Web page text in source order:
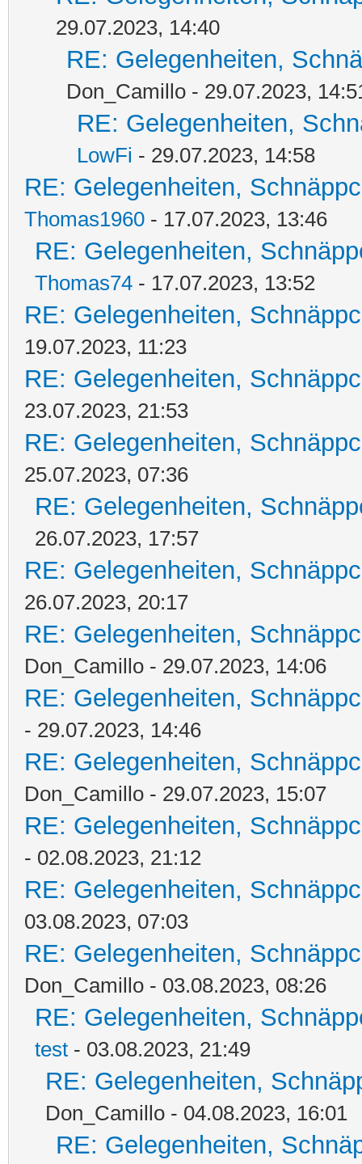
29.07.2023, 14:40
RE: Gelegenheiten,
Don_Camillo - 29.07.2023,
RE: Gelegenheiten,
LowFi - 29.07.2023, 14:58
RE: Gelegenheiten,
Thomas1960 - 17.07.2023, 13:46
RE: Gelegenheiten,
Thomas74 - 17.07.2023, 13:52
RE: Gelegenheiten,
19.07.2023, 11:23
RE: Gelegenheiten,
23.07.2023, 21:53
RE: Gelegenheiten,
25.07.2023, 07:36
RE: Gelegenheiten,
26.07.2023, 17:57
RE: Gelegenheiten,
26.07.2023, 20:17
RE: Gelegenheiten,
Don_Camillo - 29.07.2023, 14:06
RE: Gelegenheiten,
- 29.07.2023, 14:46
RE: Gelegenheiten,
Don_Camillo - 29.07.2023, 15:07
RE: Gelegenheiten,
- 02.08.2023, 21:12
RE: Gelegenheiten,
03.08.2023, 07:03
RE: Gelegenheiten,
Don_Camillo - 03.08.2023, 08:26
RE: Gelegenheiten,
test - 03.08.2023, 21:49
RE: Gelegenheiten,
Don_Camillo - 04.08.2023, 16:01
RE: Gelegenheiten,